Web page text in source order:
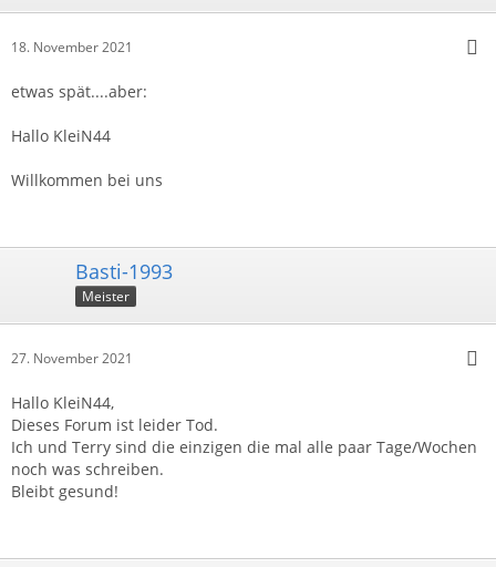
18. November 2021
etwas spät....aber:
Hallo KleiN44
Willkommen bei uns
Basti-1993
Meister
27. November 2021
Hallo KleiN44,
Dieses Forum ist leider Tod.
Ich und Terry sind die einzigen die mal alle paar Tage/Wochen
noch was schreiben.
Bleibt gesund!